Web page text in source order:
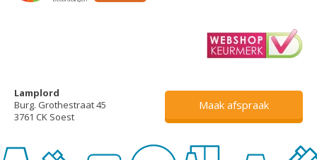
Lamplord
Burg. Grothestraat 45
3761 CK Soest
Maak afspraak